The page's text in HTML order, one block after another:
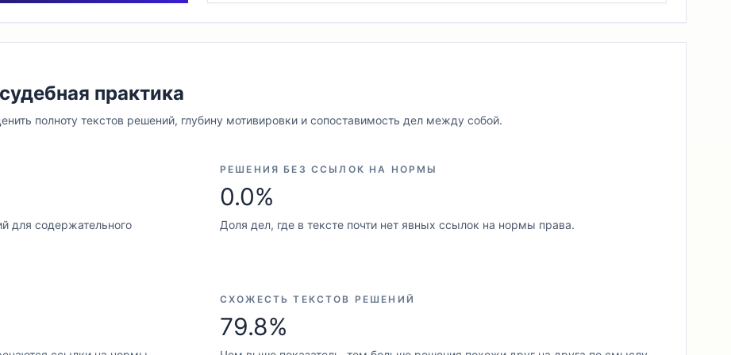
практика
полноту текстов решений, глубину мотивировки и сопоставимость дел между собой.
для содержательного
РЕШЕНИЯ БЕЗ ССЫЛОК НА НОРМЫ
0.0%
Доля дел, где в тексте почти нет явных ссылок на нормы права.
СХОЖЕСТЬ ТЕКСТОВ РЕШЕНИЙ
79.8%